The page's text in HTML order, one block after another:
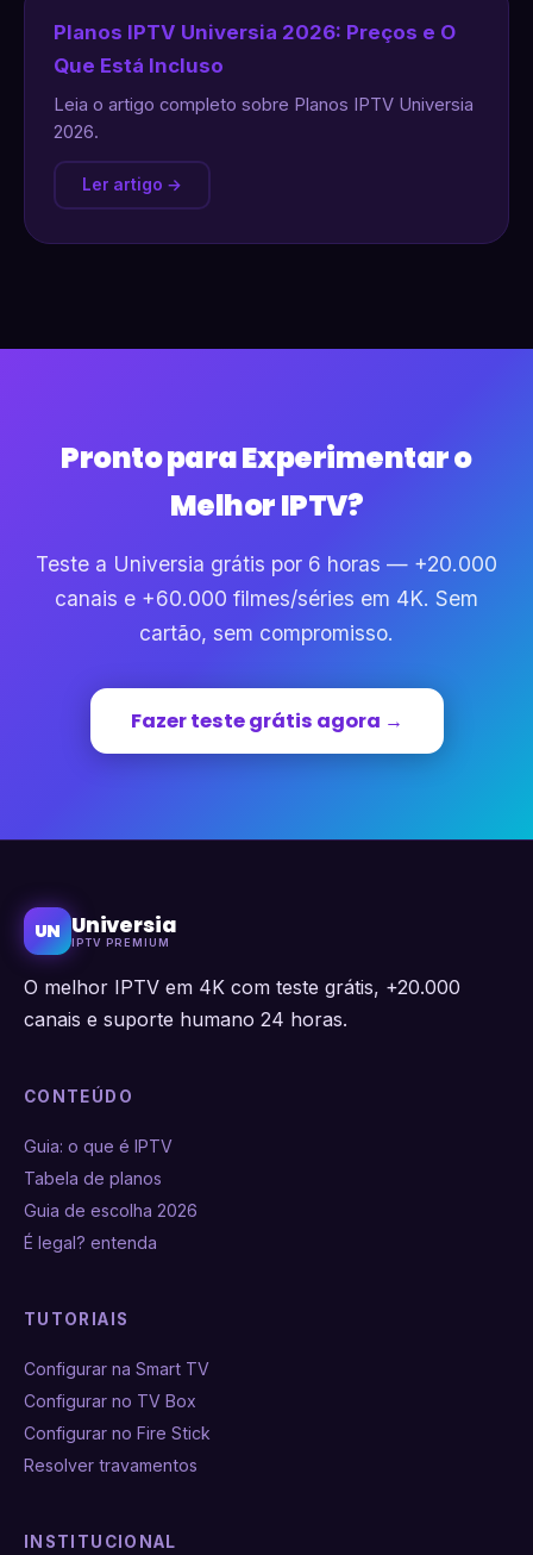
Planos IPTV Universia 2026: Preços e O
Que Está Incluso
Leia o artigo completo sobre Planos IPTV Universia
2026.
Ler artigo →
Pronto para Experimentar o
Melhor IPTV?
Teste a Universia grátis por 6 horas — +20.000
canais e +60.000 filmes/séries em 4K. Sem
cartão, sem compromisso.
Fazer teste grátis agora →
UN Universia
IPTV PREMIUM
O melhor IPTV em 4K com teste grátis, +20.000
canais e suporte humano 24 horas.
CONTEÚDO
Guia: o que é IPTV
Tabela de planos
Guia de escolha 2026
É legal? entenda
TUTORIAIS
Configurar na Smart TV
Configurar no TV Box
Configurar no Fire Stick
Resolver travamentos
INSTITUCIONAL